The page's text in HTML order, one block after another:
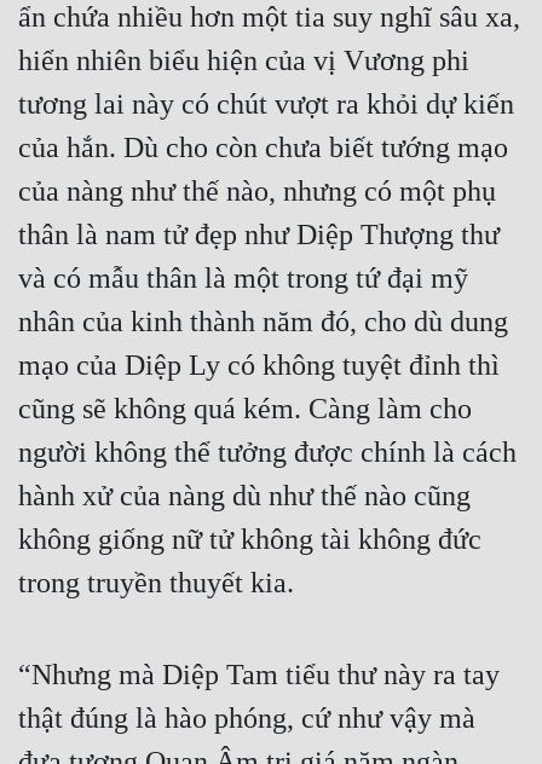
Học Đường
Khoa Huyễn
Khoa Huyễn Không Gian
Kinh Dị
Kiếm Hiệp
Kỳ Huyễn
Kỳ Ảo
Linh Dị
Mạt Thế
Mỹ Thực
ẩn chứa nhiều hơn một tia suy nghĩ sâu xa,
hiển nhiên biểu hiện của vị Vương phi
tương lai này có chút vượt ra khỏi dự kiến
của hắn. Dù cho còn chưa biết tướng mạo
của nàng như thế nào, nhưng có một phụ
thân là nam tử đẹp như Diệp Thượng thư
và có mẫu thân là một trong tứ đại mỹ
nhân của kinh thành năm đó, cho dù dung
mạo của Diệp Ly có không tuyệt đỉnh thì
cũng sẽ không quá kém. Càng làm cho
người không thể tưởng được chính là cách
hành xử của nàng dù như thế nào cũng
không giống nữ tử không tài không đức
trong truyền thuyết kia.
“Nhưng mà Diệp Tam tiểu thư này ra tay
thật đúng là hào phóng, cứ như vậy mà